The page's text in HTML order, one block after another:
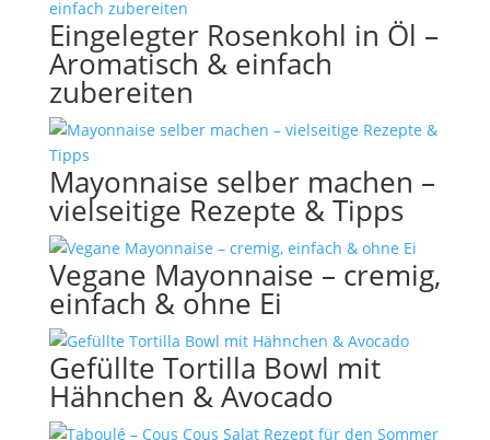
Eingelegter Rosenkohl in Öl –
Aromatisch & einfach
zubereiten
Mayonnaise selber machen –
vielseitige Rezepte & Tipps
Vegane Mayonnaise – cremig,
einfach & ohne Ei
Gefüllte Tortilla Bowl mit
Hähnchen & Avocado